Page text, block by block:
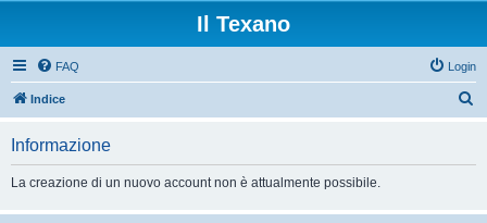
Il Texano
FAQ Login
Indice
Informazione
La creazione di un nuovo account non è attualmente possibile.